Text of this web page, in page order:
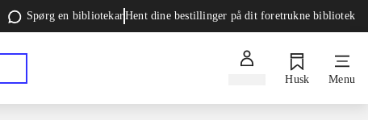
Spørg en bibliotekarHent dine bestillinger på dit foretrukne bibliotek
Husk Menu